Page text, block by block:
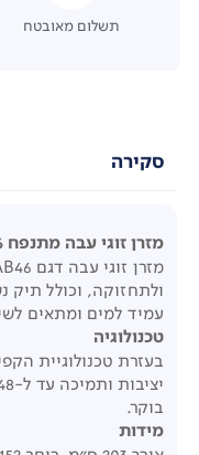
תשלום מאובטח
סקירה
מזרן זוגי עבה מתנפח GLAMP GTAB46
ולתחזוקה, וכולל תיק
עמיד למים ומתאים
טכנולוגיה
בעזרת טכנולוגיית
בוקר.
מידות